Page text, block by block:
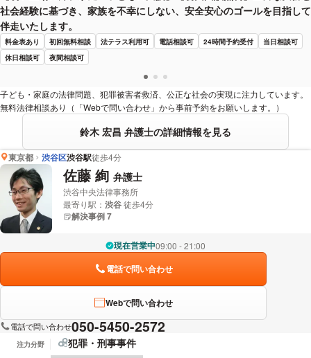
社会経験に基づき、家族を不幸にしない、安全安心のゴールを目指して
伴走いたします。
料金表あり 初回無料相談 法テラス利用可 電話相談可 24時間予約受付
当日相談可
休日相談可
夜間相談可
子ども・家庭の法律問題、犯罪被害者救済、公正な社会の実現に注力しています。
無料法律相談あり（「Webで問い合わせ」から事前予約をお願いします。）
鈴木 宏昌 弁護士の詳細情報を見る
東京都 渋谷区渋谷駅徒歩4分
佐藤 絢 弁護士
渋谷中央法律事務所
最寄り駅： 渋谷徒歩4分
解決事例 7
現在営業中09:00 - 21:00
電話で問い合わせ
Webで問い合わせ
電話で問い合わせ050-5450-2572
注力分野
犯罪・刑事事件